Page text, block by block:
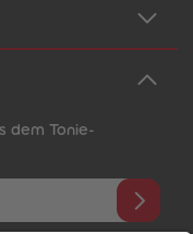
dem Tonie-